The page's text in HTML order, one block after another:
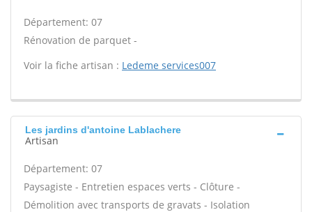
Département: 07
Rénovation de parquet -
Voir la fiche artisan : Ledeme services007
Les jardins d'antoine Lablachere
Artisan
Département: 07
Paysagiste - Entretien espaces verts - Clôture -
Démolition avec transports de gravats - Isolation